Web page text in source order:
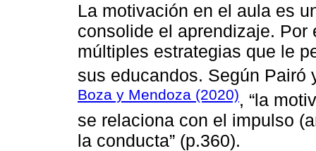
La motivación en el aula es
consolide el aprendizaje.
múltiples estrategias que le
sus educandos. Según
Boza y Mendoza (2020), “la
se relaciona con el impulso
la conducta” (p.360).